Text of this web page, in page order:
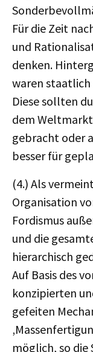
Für die Zeit
und
denken.
waren
Diese sollten
dem
gebracht oder
besser für
(4.) Als
Organisation
Fordismus
und die
hierarchisch
Auf Basis des
konzipierten
gefeiten
möglich, so die